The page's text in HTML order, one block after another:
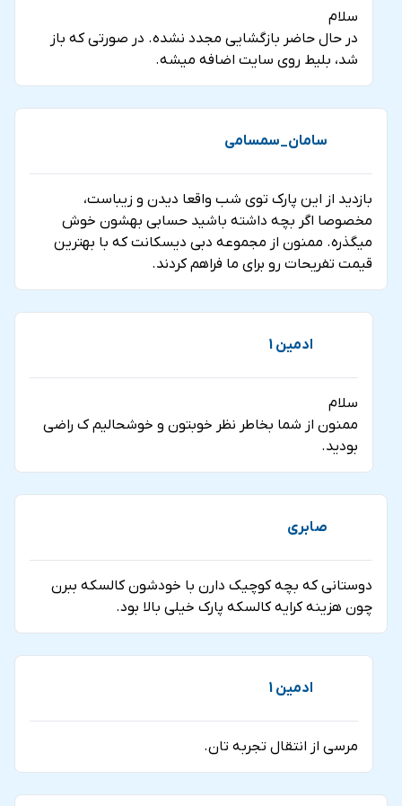
سلام
در حال حاضر بازگشایی مجدد نشده. در صورتی که باز
شد، بلیط روی سایت اضافه میشه.
سامان_سمسامی
بازدید از این پارک توی شب واقعا دیدن و زیباست،
مخصوصا اگر بچه داشته باشید حسابی بهشون خوش
میگذره. ممنون از مجموعه دبی دیسکانت که با بهترین
قیمت تفریحات رو برای ما فراهم کردند.
ادمین 1
سلام
ممنون از شما بخاطر نظر خوبتون و خوشحالیم ک راضی
بودید.
صابری
دوستانی که بچه کوچیک دارن با خودشون کالسکه ببرن
چون هزینه کرایه کالسکه پارک خیلی بالا بود.
ادمین 1
مرسی از انتقال تجربه تان.